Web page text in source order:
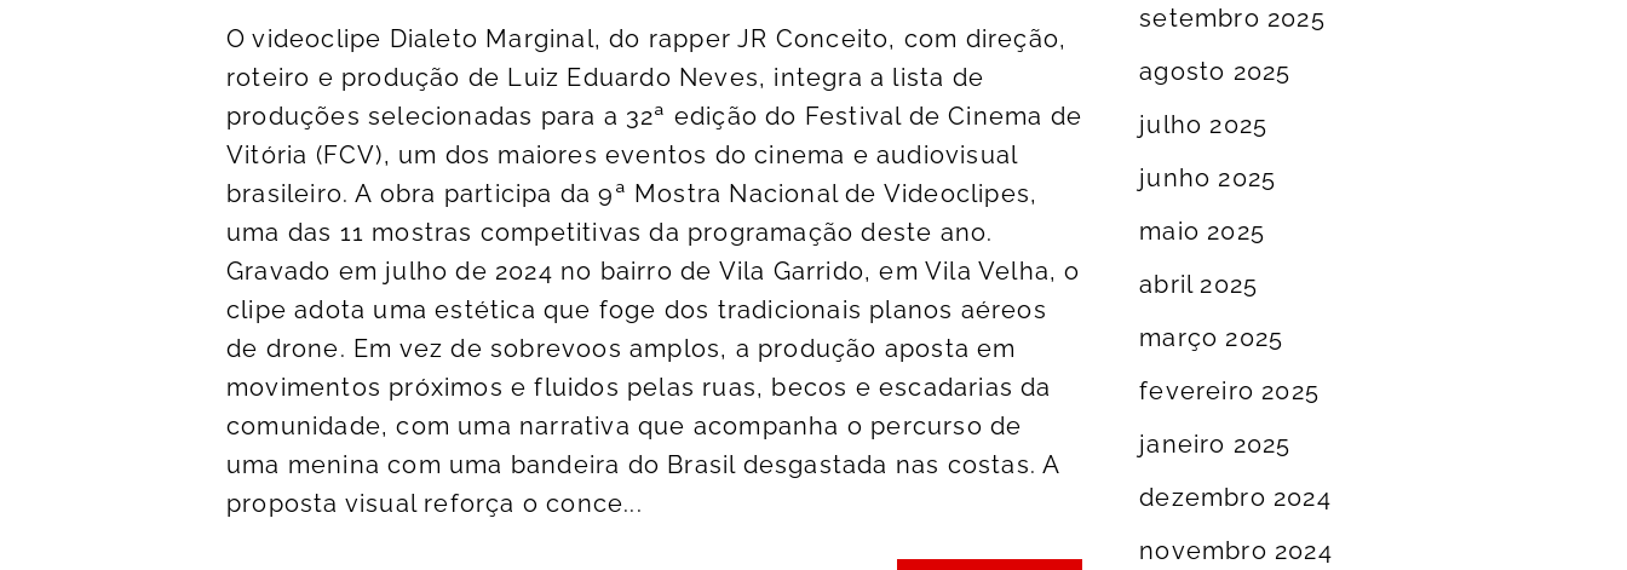
O videoclipe Dialeto Marginal, do rapper JR Conceito, com direção,
roteiro e produção de Luiz Eduardo Neves, integra a lista de
produções selecionadas para a 32ª edição do Festival de Cinema de
Vitória (FCV), um dos maiores eventos do cinema e audiovisual
brasileiro. A obra participa da 9ª Mostra Nacional de Videoclipes,
uma das 11 mostras competitivas da programação deste ano.
Gravado em julho de 2024 no bairro de Vila Garrido, em Vila Velha, o
clipe adota uma estética que foge dos tradicionais planos aéreos
de drone. Em vez de sobrevoos amplos, a produção aposta em
movimentos próximos e fluidos pelas ruas, becos e escadarias da
comunidade, com uma narrativa que acompanha o percurso de
uma menina com uma bandeira do Brasil desgastada nas costas. A
proposta visual reforça o conce...
setembro 2025
agosto 2025
julho 2025
junho 2025
maio 2025
abril 2025
março 2025
fevereiro 2025
janeiro 2025
dezembro 2024
novembro 2024